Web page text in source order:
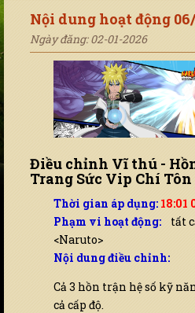
Nội dung hoạt động
Ngày đăng: 02-01-2026
Điều chỉnh Vĩ thú -
Trang Sức Vip Chí Tôn
Thời gian áp dụng: 18:01
Phạm vi hoạt động: tất
<Naruto>
Nội dung điều chỉnh:
Cả 3 hồn trận hệ số kỹ
cả cấp độ.